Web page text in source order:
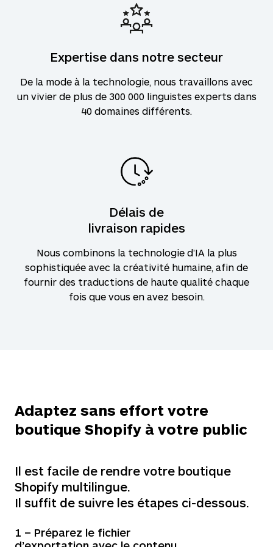
Expertise dans notre secteur
De la mode à la technologie, nous travaillons avec
un vivier de plus de 300 000 linguistes experts dans
40 domaines différents.
Délais de
livraison rapides
Nous combinons la technologie d’IA la plus
sophistiquée avec la créativité humaine, afin de
fournir des traductions de haute qualité chaque
fois que vous en avez besoin.
Adaptez sans effort votre
boutique Shopify à votre public
Il est facile de rendre votre boutique
Shopify multilingue.
Il suffit de suivre les étapes ci-dessous.
1 – Préparez le fichier